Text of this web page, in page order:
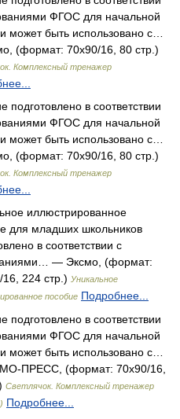
ФГОС для начальной
может быть использовано с…
(формат: 70x90/16, 80 стр.)
Комплексный тренажер
подготовлено в соответствии
ФГОС для начальной
может быть использовано с…
(формат: 70x90/16, 80 стр.)
Комплексный тренажер
иллюстрированное
для младших школьников
в соответствии с
— Эксмо, (формат:
224 стр.) Уникальное
пособие Подробнее...
подготовлено в соответствии
ФГОС для начальной
может быть использовано с…
ПРЕСС, (формат: 70x90/16,
Светлячок. Комплексный тренажер
Подробнее...